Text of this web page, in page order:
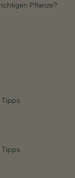
Pflanze?